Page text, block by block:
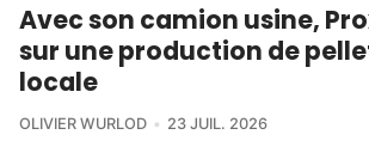
Avec son camion usine,
sur une production de
locale
OLIVIER WURLOD 23 JUIL. 2026